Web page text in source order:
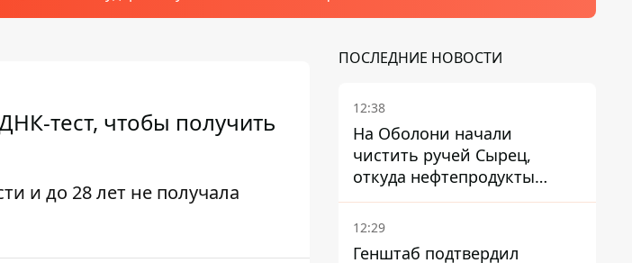
тест, чтобы получить
и до 28 лет не получала
ПОСЛЕДНИЕ НОВОСТИ
12:38
На Оболони начали
чистить ручей Сырец,
откуда нефтепродукты
попадали в озера
12:29
Генштаб подтвердил